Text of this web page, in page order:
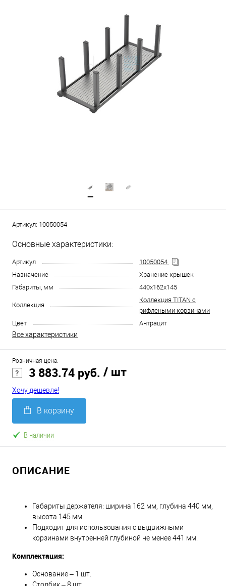
Артикул: 10050054
Основные характеристики:
Артикул
10050054
Назначение
Хранение крышек
Габариты, мм
440x162x145
Коллекция
Коллекция TITAN с
рифлеными корзинами
Цвет
Антрацит
Все характеристики
Розничная цена:
3 883.74 руб. / шт
Хочу дешевле!
В корзину
В наличии
ОПИСАНИЕ
Габариты держателя: ширина 162 мм, глубина 440 мм,
высота 145 мм.
Подходит для использования с выдвижными
корзинами внутренней глубиной не менее 441 мм.
Комплектация:
Основание – 1 шт.